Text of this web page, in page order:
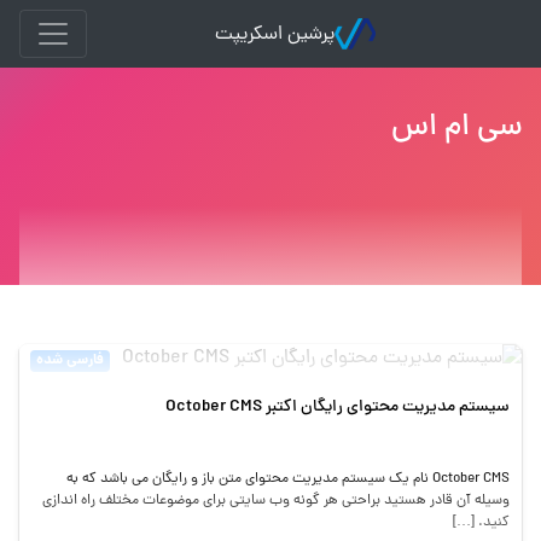
پرشین اسکریپت
سی ام اس
فارسی شده
سیستم مدیریت محتوای رایگان اکتبر October CMS
October CMS نام یک سیستم مدیریت محتوای متن باز و رایگان می باشد که به
وسیله آن قادر هستید براحتی هر گونه وب سایتی برای موضوعات مختلف راه اندازی
کنید. […]